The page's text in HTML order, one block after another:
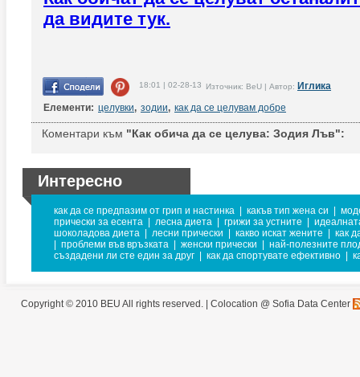
да видите тук.
18:01 | 02-28-13 Източник: BeU | Автор: Иглика
Елементи: целувки, зодии, как да се целувам добре
Коментари към "Как обича да се целува: Зодия Лъв":
Интересно
как да се предпазим от грип и настинка какъв тип жена си
прически за есента
лесна диета грижи за устните
шоколадова диета
лесни прически какво искат жените
как
проблеми във връзката женски прически
най-полезните
създадени ли сте един за друг
как да спортувате ефективно
Copyright © 2010 BEU All rights reserved. | Colocation @ Sofia Data Center